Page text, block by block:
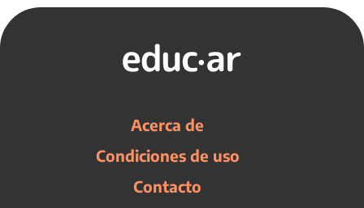
Acerca de
Condiciones de uso
Contacto